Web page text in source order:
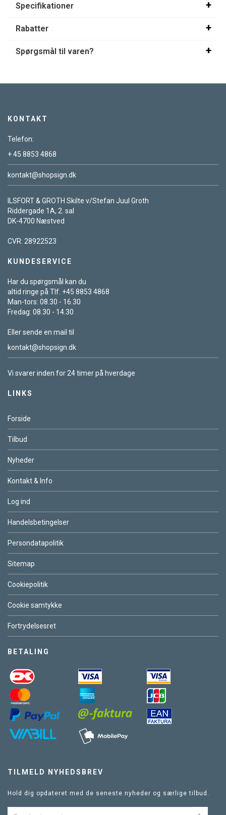
Specifikationer
Rabatter
Spørgsmål til varen?
KONTAKT
Telefon:
+ 45 8853 4868
kontakt@shopsign.dk
ILSFORT & GROTH Skilte v/Stefan Juul Groth
Riddergade 1A, 2. sal
DK-4700 Næstved
CVR: 28922523
KUNDESERVICE
Har du spørgsmål kan du
altid ringe på Tlf. +45 8853 4868
Man-tors: 08.30 - 16.30
Fredag: 08.30 - 14.30
Eller sende en mail til
kontakt@shopsign.dk
Vi svarer inden for 24 timer på hverdage
LINKS
Forside
Tilbud
Nyheder
Kontakt & Info
Log ind
Handelsbetingelser
Persondatapolitik
Sitemap
Cookiepolitik
Cookie samtykke
Fortrydelsesret
BETALING
TILMELD NYHEDSBREV
Hold dig opdateret med de seneste nyheder og særlige tilbud.